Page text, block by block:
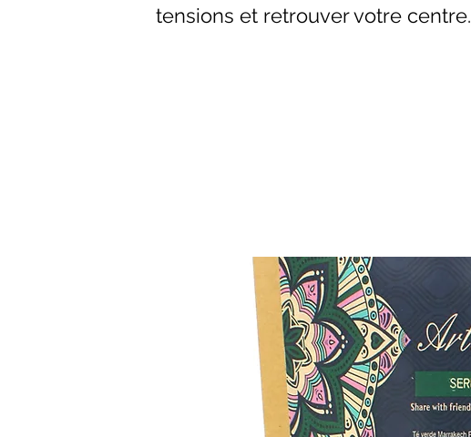
tensions et retrouver votre centre.